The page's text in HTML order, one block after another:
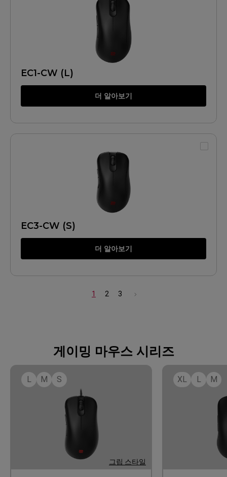
EC1-CW (L)
더 알아보기
EC3-CW (S)
더 알아보기
1 2 3
게이밍 마우스 시리즈
L M S
그립 스타일
XL L M